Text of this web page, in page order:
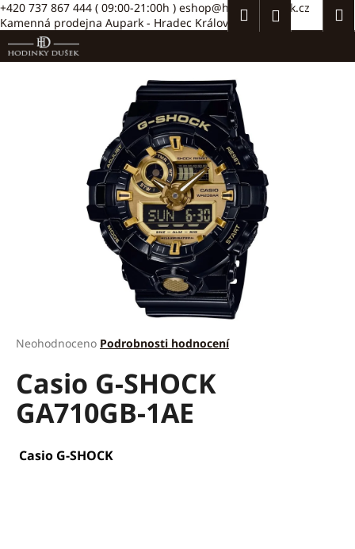
Přejít
na
+420 737 867 444 ( 09:00-21:00h ) eshop@hodinkydusek.cz
Kamenná prodejna Aupark - Hradec Králové >>
HledatPřihlášení
Průměrné
produktu
je
0,0
z
hvězdiček.
Neohodnoceno Podrobnosti hodnocení
Casio G-SHOCK
GA710GB-1AE
Casio G-SHOCK
K
o
š
í
Zpět
Zpět
e
n
a
j
í
?